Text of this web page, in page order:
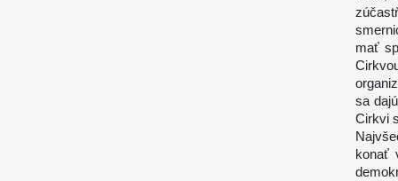
mať
sa
Cirkvi
konať